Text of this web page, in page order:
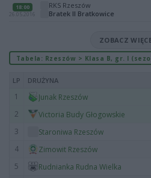
18:00
26.05.2016
RKS Rzeszów
Bratek II Bratkowice
ZOBACZ
Tabela: Rzeszów > Klasa B, gr. I
LP DRUŻYNA
1 Junak Rzeszów
2
Victoria Budy Głogowskie
3
Staroniwa Rzeszów
4
Zimowit Rzeszów
5
Rudnianka Rudna Wielka